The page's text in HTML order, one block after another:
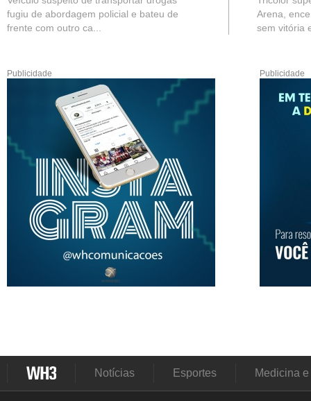
fugiu de abordagem policial e bateu de
frente com outro ca...
Arena,
sem vitória
Publicidade Publicidade
Notícias Esportes Medicina